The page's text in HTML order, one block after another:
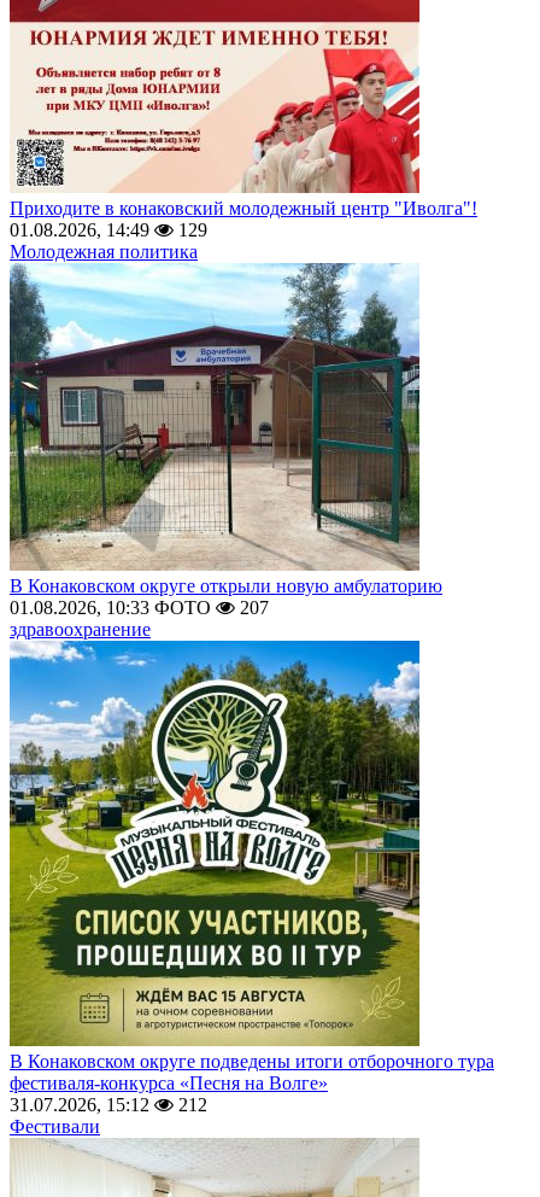
Приходите в конаковский молодежный центр "Иволга"!
01.08.2026, 14:49
129
Молодежная политика
В Конаковском округе открыли новую амбулаторию
01.08.2026, 10:33 ФОТО
207
здравоохранение
В Конаковском округе подведены итоги отборочного тура
фестиваля-конкурса «Песня на Волге»
31.07.2026, 15:12
212
Фестивали